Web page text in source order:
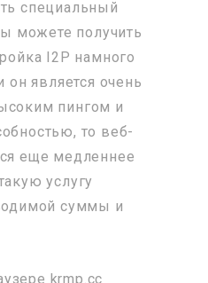
специальный
можете получить
I2P намного
является очень
пингом и
то веб-
еще медленнее
услугу
суммы и